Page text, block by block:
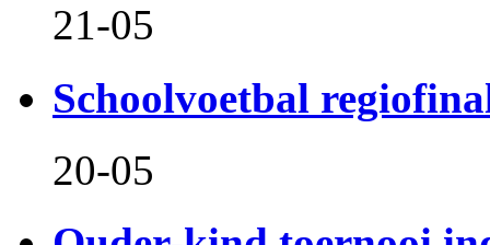
21-05
Schoolvoetbal
20-05